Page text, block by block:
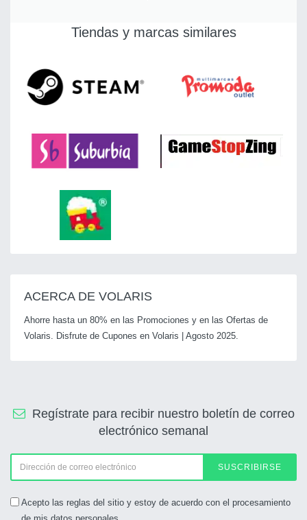
Tiendas y marcas similares
ACERCA DE VOLARIS
Ahorre hasta un 80% en las Promociones y en las Ofertas de
Volaris. Disfrute de Cupones en Volaris | Agosto 2025.
Regístrate para recibir nuestro boletín de correo
electrónico semanal
SUSCRIBIRSE
Acepto las reglas del sitio y estoy de acuerdo con el procesamiento